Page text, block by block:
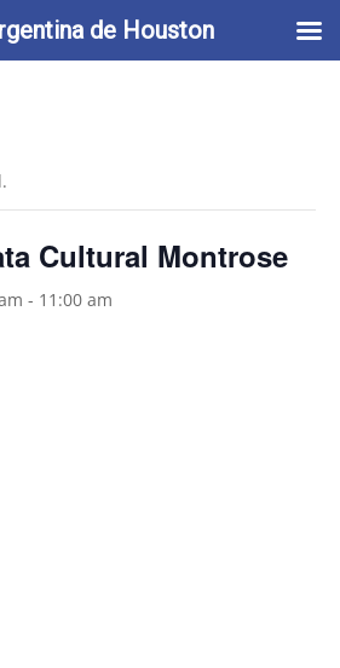
info@casaargentina.org
Cultural Montrose
- 11:00 am
de Houston